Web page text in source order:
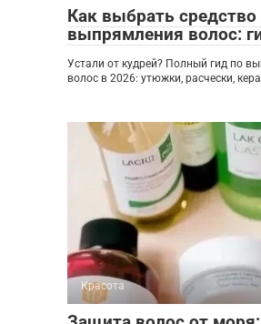
Как выбрать средство
выпрямления волос:
Устали от кудрей? Полный гид по
волос в 2026: утюжки, расчески,
Красота